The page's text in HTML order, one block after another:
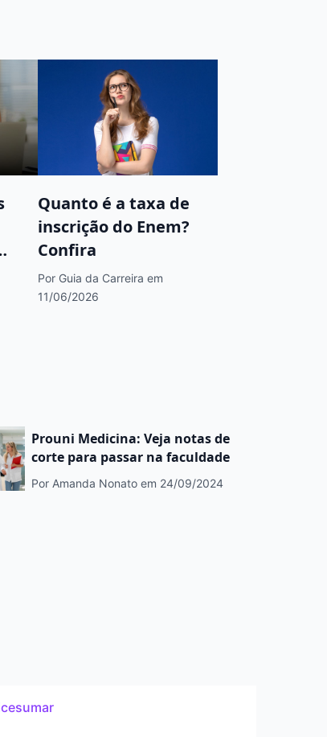
Quanto é a taxa de
inscrição do Enem?
Confira
Por Guia da Carreira em
11/06/2026
Prouni Medicina: Veja notas de
corte para passar na faculdade
Por Amanda Nonato em 24/09/2024